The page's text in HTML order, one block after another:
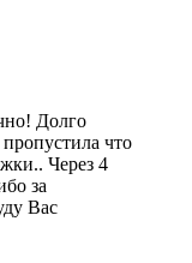
Долго
что
Через 4
за
Вас